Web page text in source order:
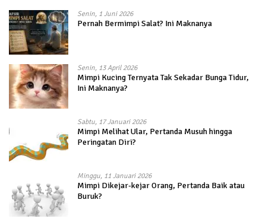
Senin, 1 Juni 2026
Pernah Bermimpi Salat? Ini Maknanya
Senin, 13 April 2026
Mimpi Kucing Ternyata Tak Sekadar Bunga Tidur,
Ini Maknanya?
Sabtu, 17 Januari 2026
Mimpi Melihat Ular, Pertanda Musuh hingga
Peringatan Diri?
Minggu, 11 Januari 2026
Mimpi Dikejar-kejar Orang, Pertanda Baik atau
Buruk?